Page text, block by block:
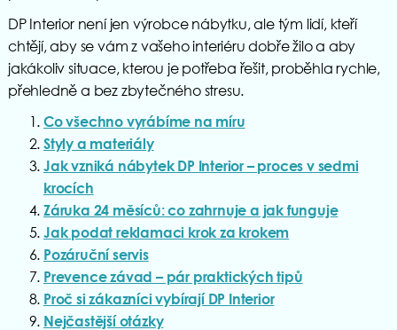
DP Interior není jen výrobce nábytku, ale tým lidí, kteří
chtějí, aby se vám z vašeho interiéru dobře žilo a aby
jakákoliv situace, kterou je potřeba řešit, proběhla rychle,
přehledně a bez zbytečného stresu.
Co všechno vyrábíme na míru
Styly a materiály
Jak vzniká nábytek DP Interior – proces v sedmi
krocích
Záruka 24 měsíců: co zahrnuje a jak funguje
Jak podat reklamaci krok za krokem
Pozáruční servis
Prevence závad – pár praktických tipů
Proč si zákazníci vybírají DP Interior
Nejčastější otázky